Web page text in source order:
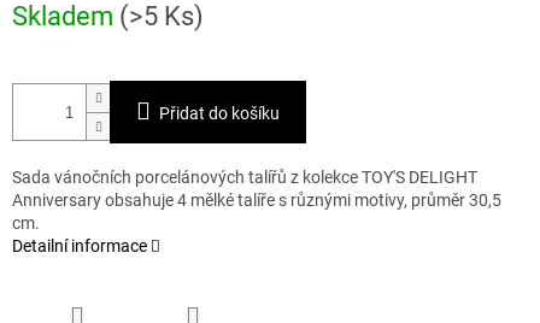
cena:
Skladem (>5 Ks)
Přidat do košíku
Sada vánočních porcelánových talířů z kolekce TOY'S DELIGHT
Anniversary obsahuje 4 mělké talíře s různými motivy, průměr 30,5
cm.
Detailní informace